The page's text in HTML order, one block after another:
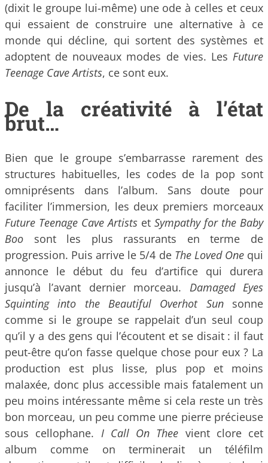
(dixit le groupe lui-même) une ode à celles et ceux
qui essaient de construire une alternative à ce
monde qui décline, qui sortent des systèmes et
adoptent de nouveaux modes de vies. Les Future
Teenage Cave Artists, ce sont eux.
De la créativité à l’état
brut…
Bien que le groupe s’embarrasse rarement des
structures habituelles, les codes de la pop sont
omniprésents dans l’album. Sans doute pour
faciliter l’immersion, les deux premiers morceaux
Future Teenage Cave Artists et Sympathy for the Baby
Boo sont les plus rassurants en terme de
progression. Puis arrive le 5/4 de The Loved Onequi
annonce le début du feu d’artifice qui durera
jusqu’à l’avant dernier morceau. Damaged Eyes
Squinting into the Beautiful Overhot Sunsonne
comme si le groupe se rappelait d’un seul coup
qu’il y a des gens qui l’écoutent et se disait : il faut
peut-être qu’on fasse quelque chose pour eux ? La
production est plus lisse, plus pop et moins
malaxée, donc plus accessible mais fatalement un
peu moins intéressante même si cela reste un très
bon morceau, un peu comme une pierre précieuse
sous cellophane. I Call On Thee vient clore cet
album comme on terminerait un téléfilm